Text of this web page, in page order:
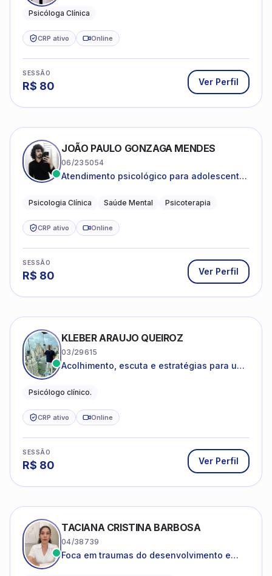
Psicóloga Clínica
CRP ativo Online
SESSÃO
R$ 80 Ver Perfil
JOÃO PAULO GONZAGA MENDES
06/235054
Atendimento psicológico para adolescentes
depressão e autoestima.
Psicologia Clínica Saúde Mental Psicoterapia
CRP ativo Online
SESSÃO
R$ 80 Ver Perfil
KLEBER ARAUJO QUEIROZ
03/29615
Acolhimento, escuta e estratégias para uma
Psicólogo clínico.
CRP ativo Online
SESSÃO
R$ 80 Ver Perfil
TACIANA CRISTINA BARBOSA
04/38739
Foca em traumas do desenvolvimento e